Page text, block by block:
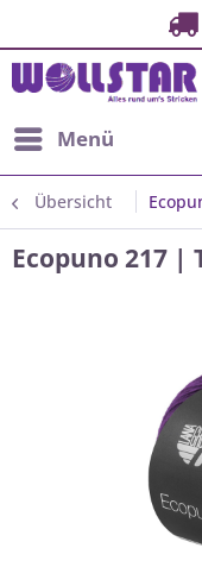
Menü
Übersicht
Ecopuno 217 |